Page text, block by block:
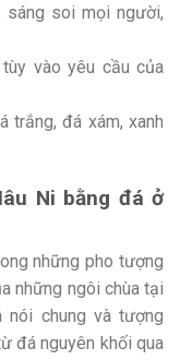
sáng soi mọi người,
vào yêu cầu của
trắng, đá xám, xanh
Ni bằng đá ở
những pho tượng
những ngôi chùa tại
nói chung và tượng
đá nguyên khối qua